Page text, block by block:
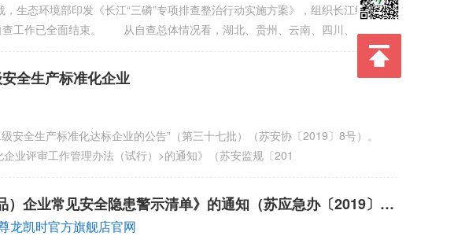
态环境部印发《长江“三磷”专项排查整治行动实施方案》，组织长江经济带7
工作已全面结束。 从自查总体情况看，湖北、贵州、云南、四川、
全生产标准化企业
全生产标准化达标企业的公告”（第三十七批）（苏安协〔2019〕8号）。
业评审工作管理办法（试行）>的通知》（苏安监规〔201
企业常见安全隐患警示清单》的通知（苏应急办〔2019〕22
龙凯时官方旗舰店官网